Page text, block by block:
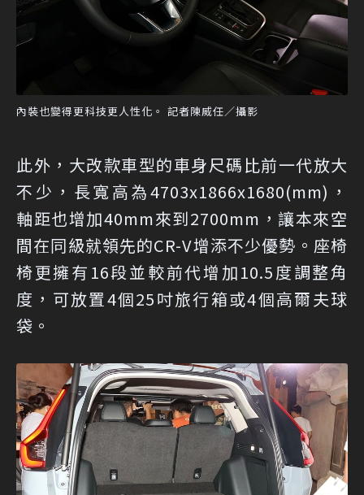
內裝也變得更科技更人性化。 記者陳威任／攝影
此外，大改款車型的車身尺碼比前一代放大
不少，長寬高為4703x1866x1680(mm)，
軸距也增加40mm來到2700mm，讓本來空
間在同級就領先的CR-V增添不少優勢。座椅
椅更擁有16段並較前代增加10.5度調整角
度，可放置4個25吋旅行箱或4個高爾夫球
袋。